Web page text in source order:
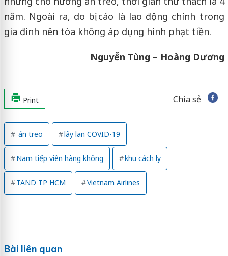
năm. Ngoài ra, do bị cáo là lao động chính trong
gia đình nên tòa không áp dụng hình phạt tiền.
Nguyễn Tùng – Hoàng Dương
Print Chia sẻ
án treo lây lan COVID-19
Nam tiếp viên hàng không khu cách ly
TAND TP HCM Vietnam Airlines
Bài liên quan